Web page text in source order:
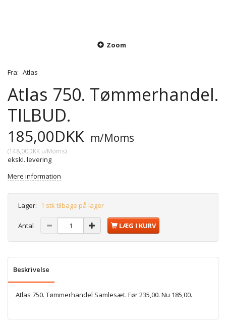
Zoom
Fra: Atlas
Atlas 750. Tømmerhandel.
TILBUD.
185,00DKK m/Moms
(148,00DKK u/Moms)
ekskl. levering
Mere information
Lager: 1 stk tilbage på lager
Antal LÆG I KURV
Beskrivelse
Atlas 750. Tømmerhandel Samlesæt. Før 235,00. Nu 185,00.